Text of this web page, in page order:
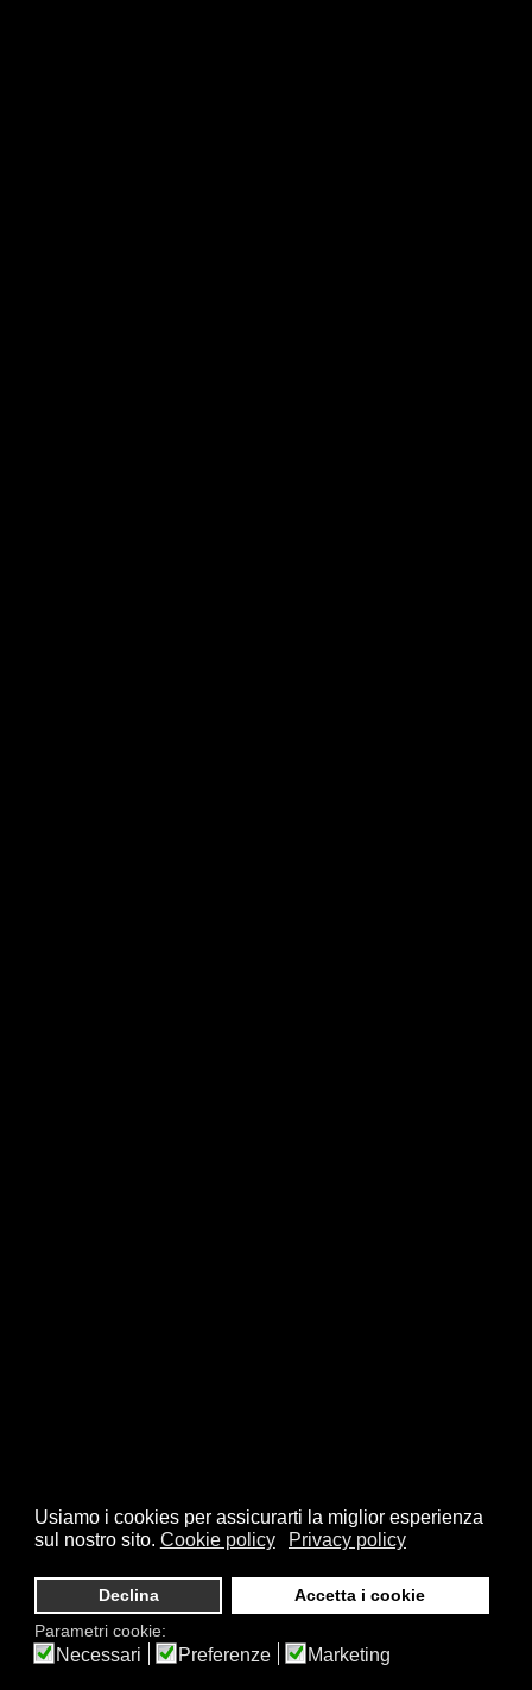
Usiamo i cookies per assicurarti la miglior esperienza
sul nostro sito. Cookie policy Privacy policy
Declina
Accetta i cookie
Parametri cookie:
Necessari Preferenze Marketing